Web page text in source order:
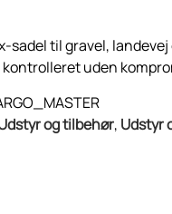
til gravel, landevej
uden
og tilbehør, Udstyr